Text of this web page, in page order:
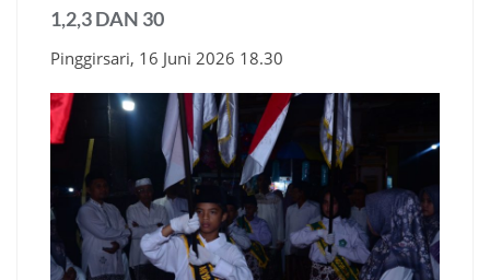
1,2,3 DAN 30
Pinggirsari, 16 Juni 2026 18.30